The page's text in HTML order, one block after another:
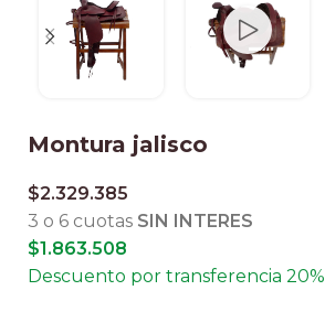
Montura jalisco
$2.329.385
3 o 6 cuotas SIN INTERES
$1.863.508
Descuento por transferencia 20%